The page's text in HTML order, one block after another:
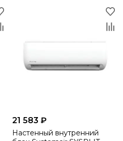
21 583 ₽
Настенный внутренний